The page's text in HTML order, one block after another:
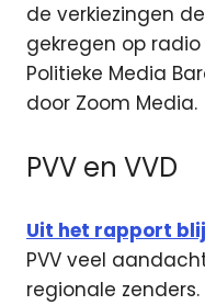
de verkiezingen
gekregen op
Politieke Media
door Zoom Media.
PVV en VVD
Uit het rapport
PVV veel
regionale